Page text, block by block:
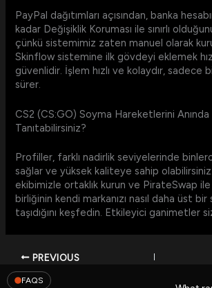
PayPal dağıtımları açısından, banka
kadar Değişiklik Koruması ile sınırlı
çünkü sistemimiz zaten manuel olarak
Skinflow sistemine ilk gövdeyi eklemek
güvenlidir. İşlem hızlı ve kolaydır, sadece
sürer.
CS2 (CS:GO) Soyma Hareketlerini Anında
Tanıtabilirsiniz?
Profiller, farklı nadirlik seviyelerinde
sağlar ve yüksek kaliteye sahip
ekibimizle ortaklık kurun ve PirateSwap ile
birliğinin kendi markanızı nasıl daha üst
taşıdığını keşfedin. Etkileyici ganimetler
PREVIOUS
FAQS